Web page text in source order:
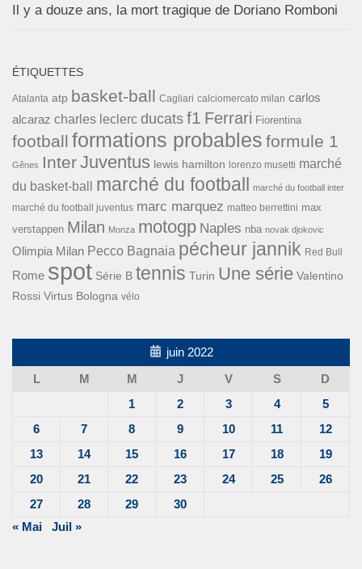
Il y a douze ans, la mort tragique de Doriano Romboni
ÉTIQUETTES
Atalanta atp basket-ball Cagliari calciomercato milan carlos
alcaraz charles leclerc ducats f1 Ferrari Fiorentina
football formations probables formule 1
Gênes InterJuventus lewis hamilton lorenzo musetti marché
du basket-ball
marché du football marché du football inter
marché du football juventus marc marquez matteo berrettini max
verstappen Milan Monza motogp Naples nba novak djokovic
Olimpia Milan Pecco Bagnaia pécheur jannik Red Bull
Rome spot Série B tennis Turin Une série Valentino
Rossi Virtus Bologna vélo
juin 2022
L
M M J V S
D
1
2 3 4
5
6
7 8 9 10 11
12
13
14 15 16 17 18
19
20
21 22 23 24 25
26
27
28 29
30
« Mai
Juil »